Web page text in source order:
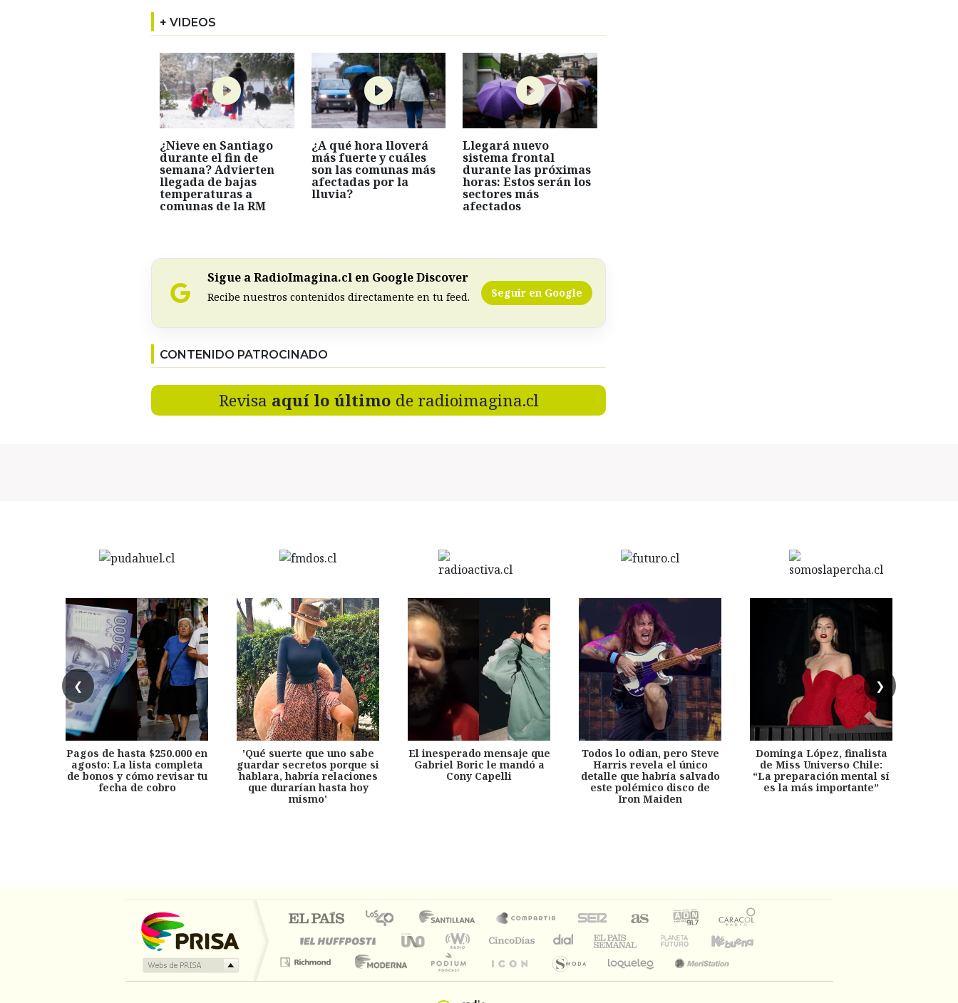
+ VIDEOS
¿Nieve en Santiago
durante el fin de
semana? Advierten
llegada de bajas
temperaturas a
comunas de la RM
¿A qué hora lloverá
más fuerte y cuáles
son las comunas más
afectadas por la
lluvia?
Llegará nuevo
sistema frontal
durante las próximas
horas: Estos serán los
sectores más
afectados
Sigue a RadioImagina.cl en Google Discover
Recibe nuestros contenidos directamente en tu feed. Seguir en Google
CONTENIDO PATROCINADO
Revisa aquí lo último de radioimagina.cl
❮ ❯
Pagos de hasta $250.000 en
agosto: La lista completa
de bonos y cómo revisar tu
fecha de cobro
'Qué suerte que uno sabe
guardar secretos porque si
hablara, habría relaciones
que durarían hasta hoy
mismo'
El inesperado mensaje que
Gabriel Boric le mandó a
Cony Capelli
Todos lo odian, pero Steve
Harris revela el único
detalle que habría salvado
este polémico disco de
Iron Maiden
Dominga López, finalista
de Miss Universo Chile:
“La preparación mental sí
es la más importante”